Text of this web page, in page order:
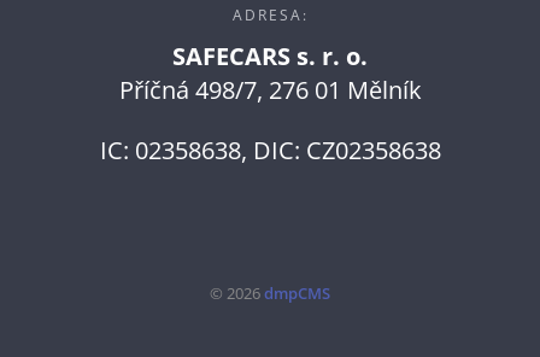
ADRESA:
SAFECARS s. r. o.
Příčná 498/7, 276 01 Mělník
IC: 02358638, DIC: CZ02358638
© 2026dmpCMS